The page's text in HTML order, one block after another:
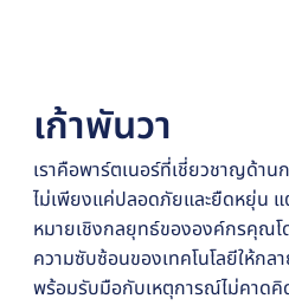
เก้าพันวา
เราคือพาร์ตเนอร์ที่เชี่ยวชาญด้า
ไม่เพียงแค่ปลอดภัยและยืดหยุ่น
หมายเชิงกลยุทธ์ขององค์กรคุณ
ความซับซ้อนของเทคโนโลยีให้กล
พร้อมรับมือกับเหตุการณ์ไม่คาดคิ